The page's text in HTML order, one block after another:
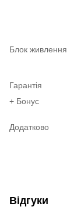
Блок живлення
Гарантія
+ Бонус
Додатково
Відгуки